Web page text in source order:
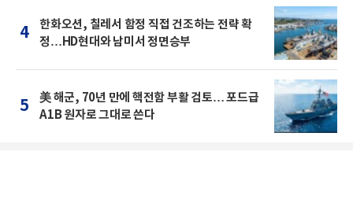
4
한화오션, 칠레서 함정 직접 건조하는 전략 확
정…HD현대와 남미서 정면승부
5
美 해군, 70년 만에 핵전함 부활 검토… 포드급
A1B 원자로 그대로 쓴다